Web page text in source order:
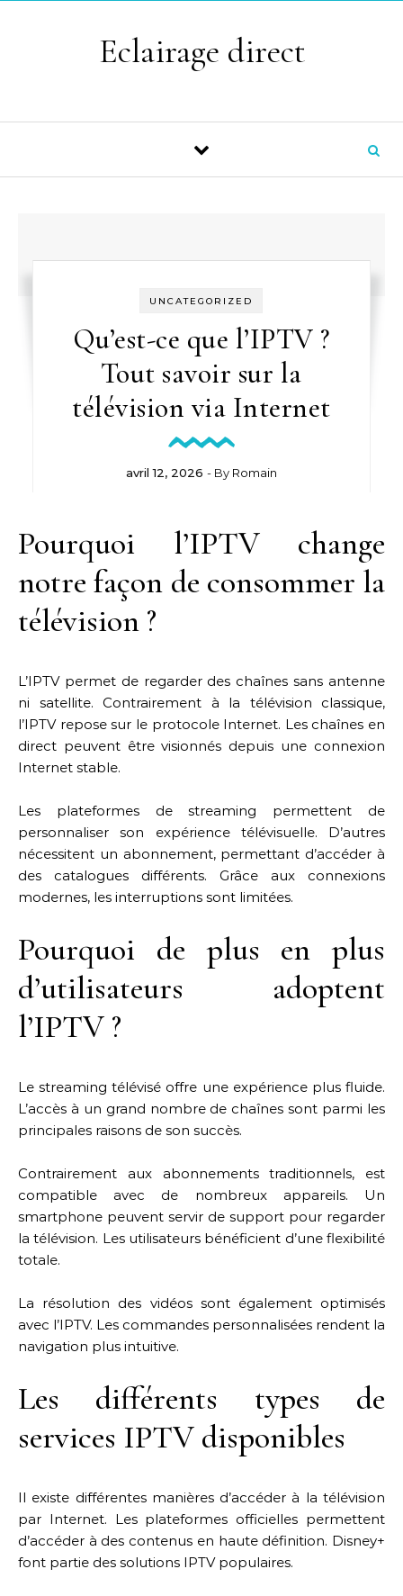
Eclairage direct
UNCATEGORIZED
Qu’est-ce que l’IPTV ?
Tout savoir sur la
télévision via Internet
avril 12, 2026 - By Romain
Pourquoi l’IPTV change
notre façon de consommer la
télévision ?
L’IPTV permet de regarder des chaînes sans antenne
ni satellite. Contrairement à la télévision classique,
l’IPTV repose sur le protocole Internet. Les chaînes en
direct peuvent être visionnés depuis une connexion
Internet stable.
Les plateformes de streaming permettent de
personnaliser son expérience télévisuelle. D’autres
nécessitent un abonnement, permettant d’accéder à
des catalogues différents. Grâce aux connexions
modernes, les interruptions sont limitées.
Pourquoi de plus en plus
d’utilisateurs adoptent
l’IPTV ?
Le streaming télévisé offre une expérience plus fluide.
L’accès à un grand nombre de chaînes sont parmi les
principales raisons de son succès.
Contrairement aux abonnements traditionnels, est
compatible avec de nombreux appareils. Un
smartphone peuvent servir de support pour regarder
la télévision. Les utilisateurs bénéficient d’une flexibilité
totale.
La résolution des vidéos sont également optimisés
avec l’IPTV. Les commandes personnalisées rendent la
navigation plus intuitive.
Les différents types de
services IPTV disponibles
Il existe différentes manières d’accéder à la télévision
par Internet. Les plateformes officielles permettent
d’accéder à des contenus en haute définition. Disney+
font partie des solutions IPTV populaires.